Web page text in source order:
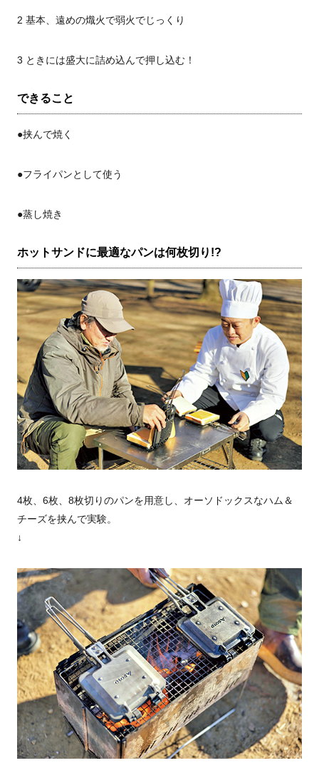
2 基本、遠めの熾火で弱火でじっくり
3 ときには盛大に詰め込んで押し込む！
できること
●挟んで焼く
●フライパンとして使う
●蒸し焼き
ホットサンドに最適なパンは何枚切り!?
4枚、6枚、8枚切りのパンを用意し、オーソドックスなハム＆
チーズを挟んで実験。
↓